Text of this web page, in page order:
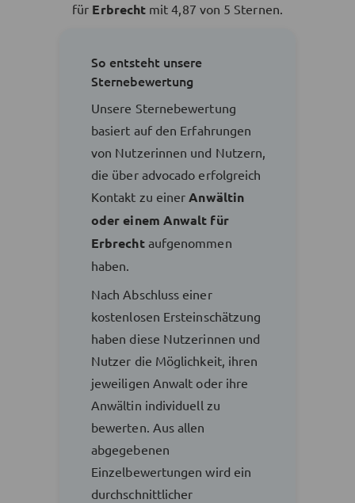
für Erbrecht mit 4,87 von 5 Sternen.
So entsteht unsere
Sternebewertung
Unsere Sternebewertung
basiert auf den Erfahrungen
von Nutzerinnen und Nutzern,
die über advocado erfolgreich
Kontakt zu einerAnwältin
oder einem Anwalt für
Erbrechtaufgenommen
haben.
Nach Abschluss einer
kostenlosen Ersteinschätzung
haben diese Nutzerinnen und
Nutzer die Möglichkeit, ihren
jeweiligen Anwalt oder ihre
Anwältin individuell zu
bewerten. Aus allen
abgegebenen
Einzelbewertungen wird ein
durchschnittlicher